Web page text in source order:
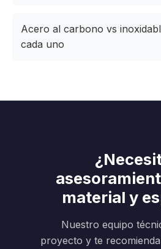
Acero al carbono vs
cada uno
material y
Nuestro equipo
proyecto y te